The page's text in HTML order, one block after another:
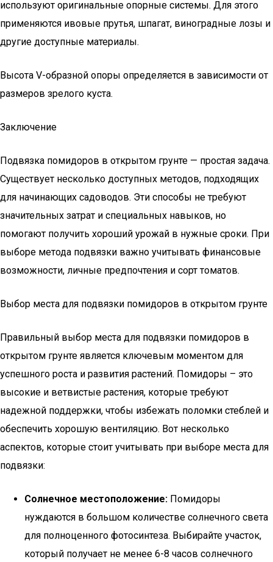
используют оригинальные опорные системы. Для этого
применяются ивовые прутья, шпагат, виноградные лозы и
другие доступные материалы.
Высота V-образной опоры определяется в зависимости от
размеров зрелого куста.
Заключение
Подвязка помидоров в открытом грунте — простая задача.
Существует несколько доступных методов, подходящих
для начинающих садоводов. Эти способы не требуют
значительных затрат и специальных навыков, но
помогают получить хороший урожай в нужные сроки. При
выборе метода подвязки важно учитывать финансовые
возможности, личные предпочтения и сорт томатов.
Выбор места для подвязки помидоров в открытом грунте
Правильный выбор места для подвязки помидоров в
открытом грунте является ключевым моментом для
успешного роста и развития растений. Помидоры – это
высокие и ветвистые растения, которые требуют
надежной поддержки, чтобы избежать поломки стеблей и
обеспечить хорошую вентиляцию. Вот несколько
аспектов, которые стоит учитывать при выборе места для
подвязки:
Солнечное местоположение: Помидоры
нуждаются в большом количестве солнечного света
для полноценного фотосинтеза. Выбирайте участок,
который получает не менее 6-8 часов солнечного